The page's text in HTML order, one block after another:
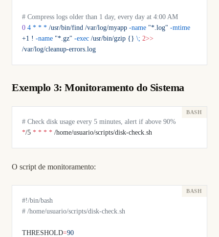
# Compress logs older than 1 day, every day at 4:00 AM
0 4 * * * /usr/bin/find /var/log/myapp -name "*.log" -mtime
+1 ! -name "*.gz" -exec /usr/bin/gzip {} \; 2>>
/var/log/cleanup-errors.log
Exemplo 3: Monitoramento do Sistema
# Check disk usage every 5 minutes, alert if above 90%
*/5 * * * * /home/usuario/scripts/disk-check.sh
O script de monitoramento:
#!/bin/bash
# /home/usuario/scripts/disk-check.sh
THRESHOLD=90